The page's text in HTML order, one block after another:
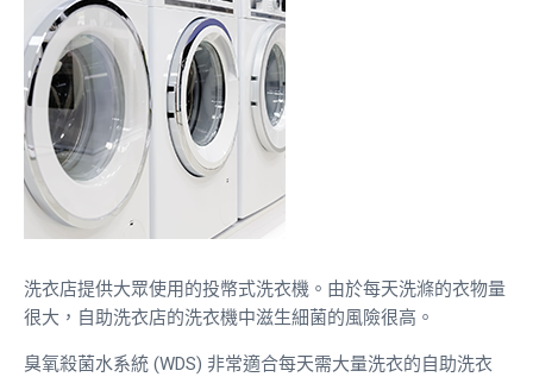
洗衣店提供大眾使用的投幣式洗衣機。由於每天洗滌的衣物量
很大，自助洗衣店的洗衣機中滋生細菌的風險很高。
臭氧殺菌水系統 (WDS) 非常適合每天需大量洗衣的自助洗衣